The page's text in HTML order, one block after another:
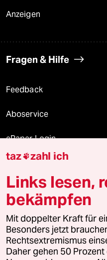
Anzeigen
Fragen & Hilfe
Feedback
Aboservice
ePaper Login
Downloads für
© 2026 taz Verlags und
Alle Rechte vorbehalten. Bei
wenden Sie sich bitte an
Feedback
taz zahl ich
Links lesen,
bekämpfen
Mit doppelter Kraft für
Besonders jetzt
Rechtsextremismus
Daher gehen 50